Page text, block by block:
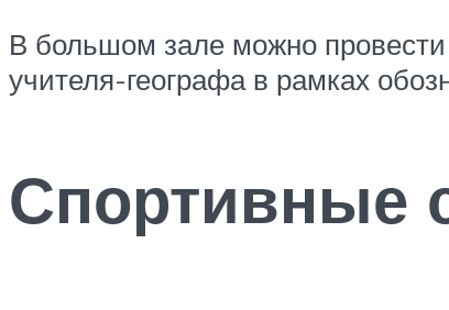
В большом зале можно провести
учителя-географа в рамках
Спортивные